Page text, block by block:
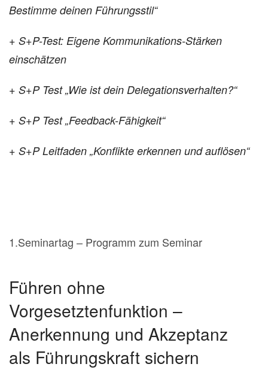
Bestimme deinen Führungsstil“
+ S+P-Test: Eigene Kommunikations-Stärken
einschätzen
+ S+P Test „Wie ist dein Delegationsverhalten?“
+ S+P Test „Feedback-Fähigkeit“
+ S+P Leitfaden „Konflikte erkennen und auflösen“
1.Seminartag – Programm zum Seminar
Führen ohne
Vorgesetztenfunktion –
Anerkennung und Akzeptanz
als Führungskraft sichern